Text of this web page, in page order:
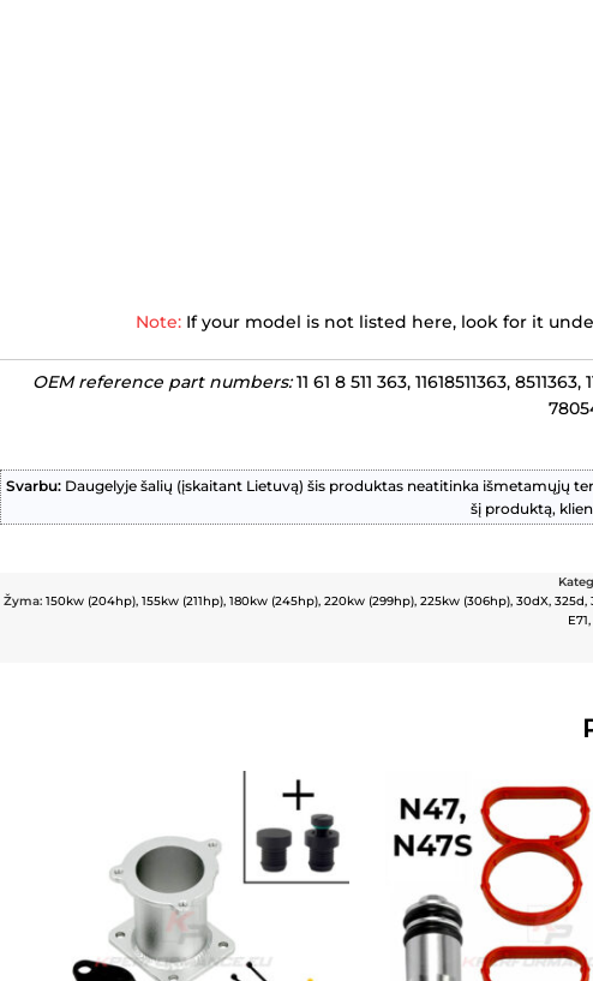
Note:If your model is not listed here, look for it
OEM reference part numbers:11 61 8 511 363, 11618511363,
Svarbu:Daugelyje šalių (įskaitant Lietuvą) šis produktas neatitinka išmetamųjų
šį produktą,
Žyma: 150kw (204hp), 155kw (211hp), 180kw (245hp), 220kw (299hp), 225kw (306hp), 30dX, 325d,
E71,